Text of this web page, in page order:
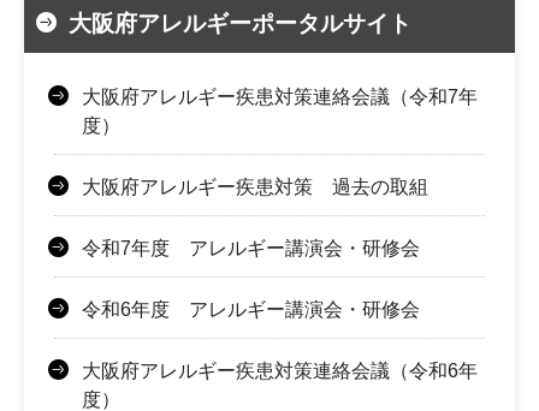
大阪府アレルギーポータルサイト
大阪府アレルギー疾患対策連絡会議（令和7年
度）
大阪府アレルギー疾患対策 過去の取組
令和7年度 アレルギー講演会・研修会
令和6年度 アレルギー講演会・研修会
大阪府アレルギー疾患対策連絡会議（令和6年
度）